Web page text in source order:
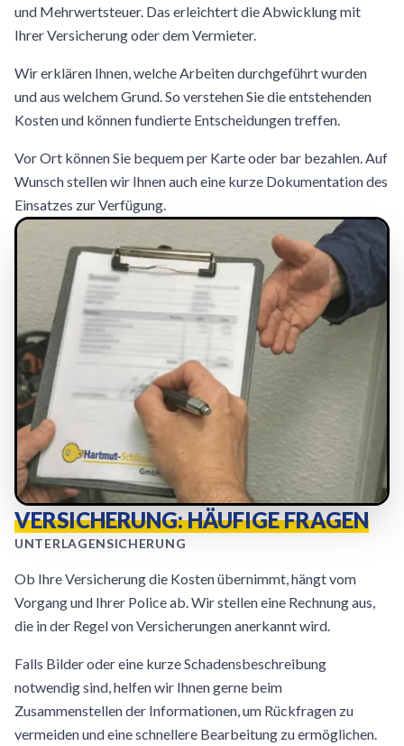
und Mehrwertsteuer. Das erleichtert die Abwicklung mit
Ihrer Versicherung oder dem Vermieter.
Wir erklären Ihnen, welche Arbeiten durchgeführt wurden
und aus welchem Grund. So verstehen Sie die entstehenden
Kosten und können fundierte Entscheidungen treffen.
Vor Ort können Sie bequem per Karte oder bar bezahlen. Auf
Wunsch stellen wir Ihnen auch eine kurze Dokumentation des
Einsatzes zur Verfügung.
VERSICHERUNG: HÄUFIGE FRAGEN
UNTERLAGENSICHERUNG
Ob Ihre Versicherung die Kosten übernimmt, hängt vom
Vorgang und Ihrer Police ab. Wir stellen eine Rechnung aus,
die in der Regel von Versicherungen anerkannt wird.
Falls Bilder oder eine kurze Schadensbeschreibung
notwendig sind, helfen wir Ihnen gerne beim
Zusammenstellen der Informationen, um Rückfragen zu
vermeiden und eine schnellere Bearbeitung zu ermöglichen.